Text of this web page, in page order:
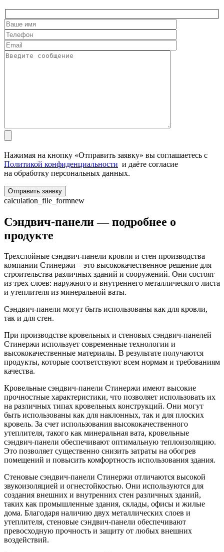
Нажимая на кнопку «Отправить заявку» вы соглашаетесь с
Политикой конфиденциальности и даёте согласие
на обработку персональных данных.
calculation_file_formnew
Сэндвич-панели — подробнее о
продукте
Трехслойные сэндвич-панели кровли и стен производства
компании Стинержи – это высококачественное решение для
строительства различных зданий и сооружений. Они состоят
из трех слоев: наружного и внутреннего металлического листа
и утеплителя из минеральной ваты.
Сэндвич-панели могут быть использованы как для кровли,
так и для стен.
При производстве кровельных и стеновых сэндвич-панелей
Стинержи использует современные технологии и
высококачественные материалы. В результате получаются
продукты, которые соответствуют всем нормам и требованиям
качества.
Кровельные сэндвич-панели Стинержи имеют высокие
прочностные характеристики, что позволяет использовать их
на различных типах кровельных конструкций. Они могут
быть использованы как для наклонных, так и для плоских
кровель. За счет использования высококачественного
утеплителя, такого как минеральная вата, кровельные
сэндвич-панели обеспечивают оптимальную теплоизоляцию.
Это позволяет существенно снизить затраты на обогрев
помещений и повысить комфортность использования здания.
Стеновые сэндвич-панели Стинержи отличаются высокой
звукоизоляцией и огнестойкостью. Они используются для
создания внешних и внутренних стен различных зданий,
таких как промышленные здания, склады, офисы и жилые
дома. Благодаря наличию двух металлических слоев и
утеплителя, стеновые сэндвич-панели обеспечивают
превосходную прочность и защиту от любых внешних
воздействий.